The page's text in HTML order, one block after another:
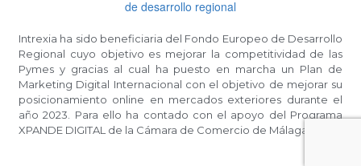
Intrexia ha sido beneficiaria del Fondo Europeo de Desarrollo
Regional cuyo objetivo es mejorar la competitividad de las
Pymes y gracias al cual ha puesto en marcha un Plan de
Marketing Digital Internacional con el objetivo de mejorar su
posicionamiento online en mercados exteriores durante el
año 2023. Para ello ha contado con el apoyo del Programa
XPANDE DIGITAL de la Cámara de Comercio de Málaga.